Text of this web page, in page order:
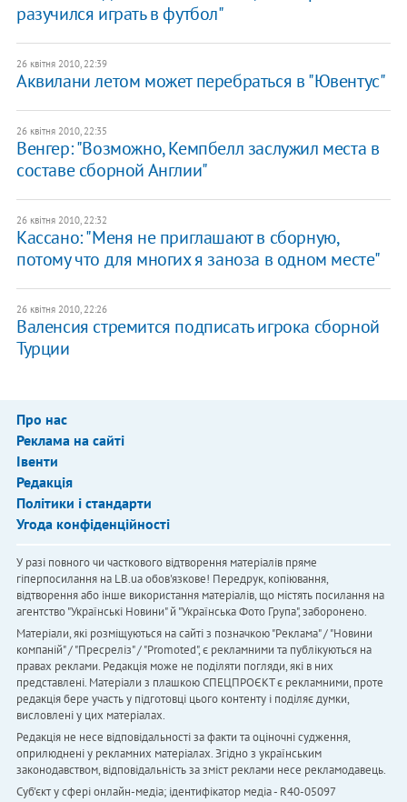
разучился играть в футбол"
26 квітня 2010, 22:39
Аквилани летом может перебраться в "Ювентус"
26 квітня 2010, 22:35
Венгер: "Возможно, Кемпбелл заслужил места в
составе сборной Англии"
26 квітня 2010, 22:32
Кассано: "Меня не приглашают в сборную,
потому что для многих я заноза в одном месте"
26 квітня 2010, 22:26
Валенсия стремится подписать игрока сборной
Турции
Про нас
Реклама на сайті
Івенти
Редакція
Політики і стандарти
Угода конфіденційності
У разі повного чи часткового відтворення матеріалів пряме
гіперпосилання на LB.ua обов'язкове! Передрук, копіювання,
відтворення або інше використання матеріалів, що містять посилання на
агентство "Українськi Новини" й "Українська Фото Група", заборонено.
Матеріали, які розміщуються на сайті з позначкою "Реклама" / "Новини
компаній" / "Пресреліз" / "Promoted", є рекламними та публікуються на
правах реклами. Редакція може не поділяти погляди, які в них
представлені. Матеріали з плашкою СПЕЦПРОЄКТ є рекламними, проте
редакція бере участь у підготовці цього контенту і поділяє думки,
висловлені у цих матеріалах.
Редакція не несе відповідальності за факти та оціночні судження,
оприлюднені у рекламних матеріалах. Згідно з українським
законодавством, відповідальність за зміст реклами несе рекламодавець.
Cуб'єкт у сфері онлайн-медіа; ідентифікатор медіа - R40-05097